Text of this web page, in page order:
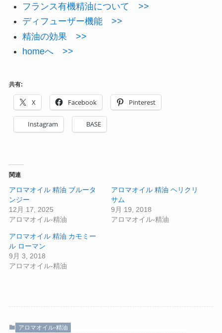
フランス有機精油について >>
ディフューザー機能 >>
精油の効果 >>
homeへ >>
共有:
X Facebook Pinterest
Instagram BASE
関連
アロマオイル 精油 ブルータ
ンジー
12月 17, 2025
アロマオイル-精油
アロマオイル 精油 ヘリクリ
サム
9月 19, 2018
アロマオイル-精油
アロマオイル 精油 カモミー
ル ローマン
9月 3, 2018
アロマオイル-精油
アロマオイル-精油